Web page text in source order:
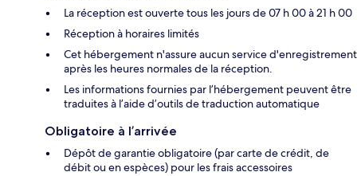
La réception est ouverte tous les jours de 07 h 00 à 21 h 00
Réception à horaires limités
Cet hébergement n'assure aucun service d'enregistrement
après les heures normales de la réception.
Les informations fournies par l’hébergement peuvent être
traduites à l’aide d’outils de traduction automatique
Obligatoire à l’arrivée
Dépôt de garantie obligatoire (par carte de crédit, de
débit ou en espèces) pour les frais accessoires